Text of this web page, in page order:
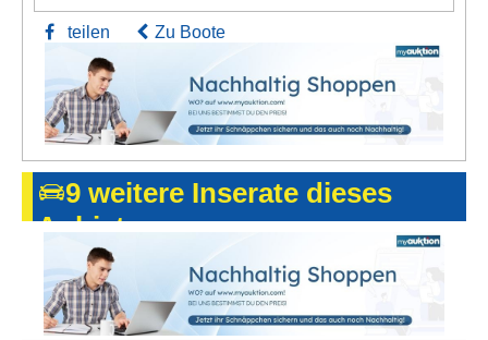
teilen Zu Boote
9 weitere Inserate dieses
Anbieters